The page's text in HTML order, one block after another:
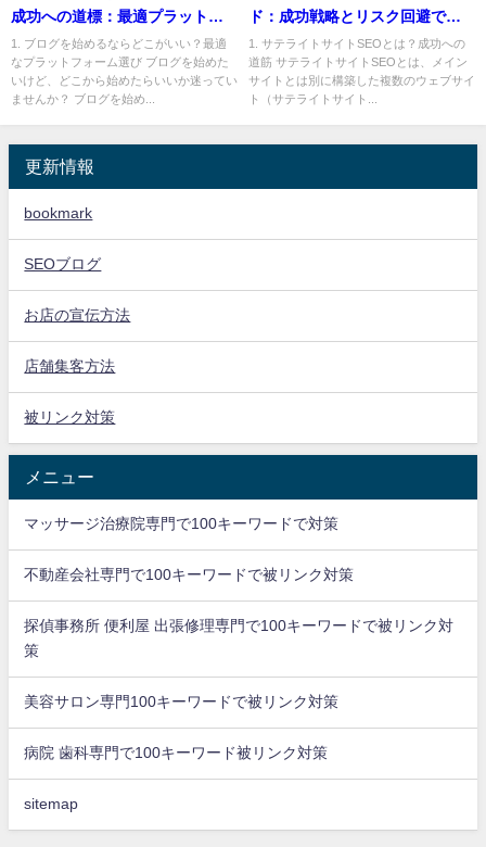
成功への道標：最適プラットフ
ォーム＆収益化戦略
1. ブログを始めるならどこがいい？最適
なプラットフォーム選び ブログを始めた
いけど、どこから始めたらいいか迷ってい
ませんか？ ブログを始め...
ド：成功戦略とリスク回避で上
位表示！
1. サテライトサイトSEOとは？成功への
道筋 サテライトサイトSEOとは、メイン
サイトとは別に構築した複数のウェブサイ
ト（サテライトサイト...
更新情報
bookmark
SEOブログ
お店の宣伝方法
店舗集客方法
被リンク対策
メニュー
マッサージ治療院専門で100キーワードで対策
不動産会社専門で100キーワードで被リンク対策
探偵事務所 便利屋 出張修理専門で100キーワードで被リンク対
策
美容サロン専門100キーワードで被リンク対策
病院 歯科専門で100キーワード被リンク対策
sitemap